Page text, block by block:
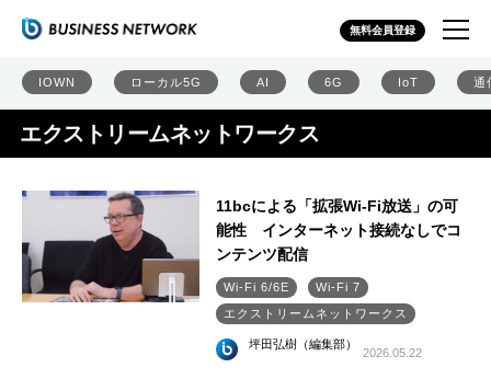
無料会員登録
IOWN ローカル5G AI 6G IoT 通
エクストリームネットワークス
11bcによる「拡張Wi-Fi放送」の可
能性 インターネット接続なしでコ
ンテンツ配信
Wi-Fi 6/6E
Wi-Fi 7
エクストリームネットワークス
坪田弘樹（編集部）
2026.05.22